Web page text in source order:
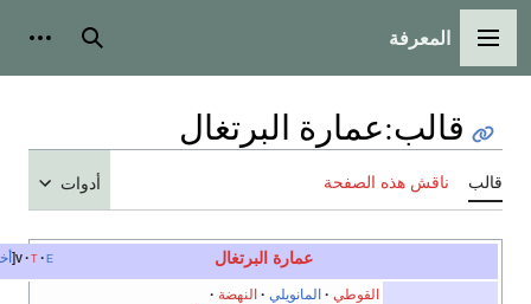
الرئيسية أدوات شخصية
: عمارة البرتغال
هذه الصفحة
عمارة البرتغال
المانويلي
النهضة